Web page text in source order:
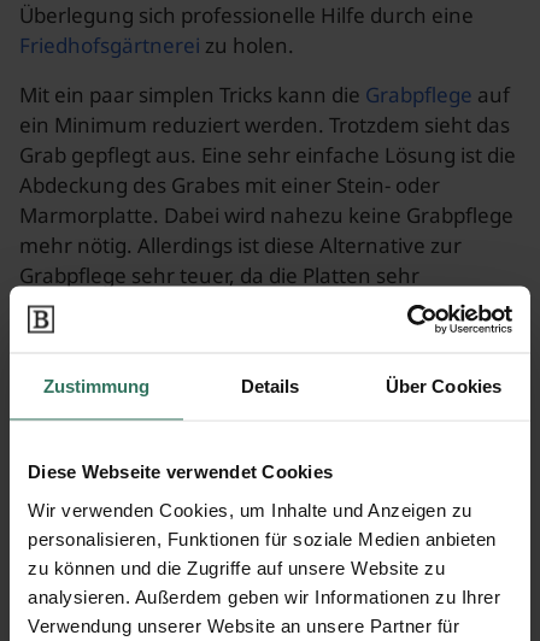
Zustimmung Details Über Cookies
Diese Webseite verwendet Cookies
Wir verwenden Cookies, um Inhalte und Anzeigen zu
personalisieren, Funktionen für soziale Medien anbieten
zu können und die Zugriffe auf unsere Website zu
analysieren. Außerdem geben wir Informationen zu Ihrer
Verwendung unserer Website an unsere Partner für
Überlegung sich professionelle Hilfe durch eine
Friedhofsgärtnerei zu holen.
Mit ein paar simplen Tricks kann die Grabpflege auf
ein Minimum reduziert werden. Trotzdem sieht das
Grab gepflegt aus. Eine sehr einfache Lösung ist die
Abdeckung des Grabes mit einer Stein- oder
Marmorplatte. Dabei wird nahezu keine Grabpflege
mehr nötig. Allerdings ist diese Alternative zur
Grabpflege sehr teuer, da die Platten sehr
kostspielig sind. Die Möglichkeiten zur individuellen
Gestaltung sind ebenfalls stark eingeschränkt. Das
möglich.
kleinen Steinen aufzufüllen. Diese Variante ist
kostengünstiger und erlaubt eine größere
individuellereGestaltung . Beispielsweise kann man
auch kleine Bäume einpflanzen. Das Wurzelwerk
sollte mit einer Schutzfolie auf der Erdoberfläche
abgedeckt sein, auf die dann die Kiesel gestreut